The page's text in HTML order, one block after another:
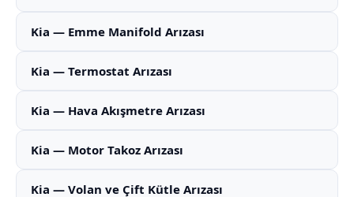
Kia — Emme Manifold Arızası
Kia — Termostat Arızası
Kia — Hava Akışmetre Arızası
Kia — Motor Takoz Arızası
Kia — Volan ve Çift Kütle Arızası